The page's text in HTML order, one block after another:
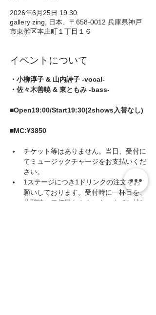
2026年6月25日 19:30
gallery zing, 日本、〒658-0012 兵庫県神戸
市東灘区本庄町１丁目１６
イベントについて
・小柳淳子 & 山内詩子 -vocal-
・佐々木善暁 & 東ともみ -bass-
■Open19:00/Start19:30(2shows入替なし)
■MC:¥3850
チケット等はありません。当日、受付に
てミュージックチャージをお支払いくだ
さい。
1ステージにつき1ドリンクの注文をお
願いしております。受付時に一杯目を、
休憩時に二杯目をカウンターまでお越し